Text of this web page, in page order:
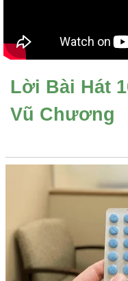
Lời Bài Hát
Vũ Chương